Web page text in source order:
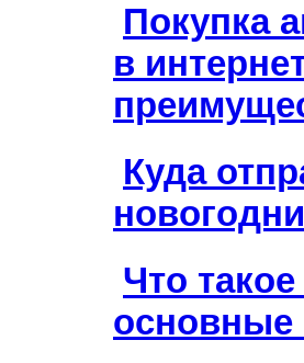
Покупка
в
Куда
Что